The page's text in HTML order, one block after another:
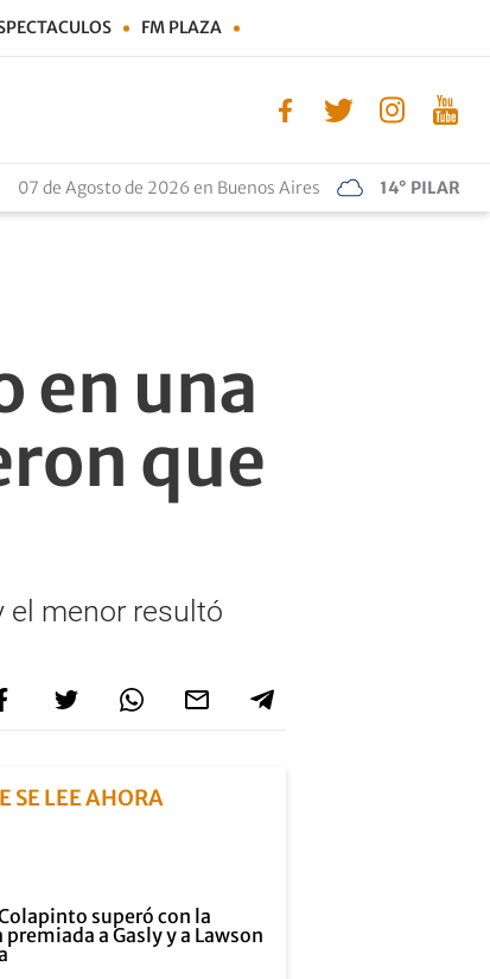
FM PLAZA
07 de Agosto de 2026 en Buenos Aires 14° PILAR
en una
que
el menor resultó
SE LEE AHORA